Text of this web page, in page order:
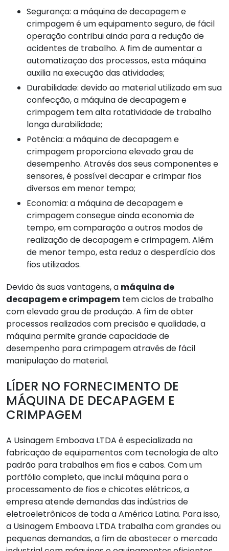
Segurança: a máquina de decapagem e
crimpagem é um equipamento seguro, de fácil
operação contribui ainda para a redução de
acidentes de trabalho. A fim de aumentar a
automatização dos processos, esta máquina
auxilia na execução das atividades;
Durabilidade: devido ao material utilizado em sua
confecção, a máquina de decapagem e
crimpagem tem alta rotatividade de trabalho
longa durabilidade;
Potência: a máquina de decapagem e
crimpagem proporciona elevado grau de
desempenho. Através dos seus componentes e
sensores, é possível decapar e crimpar fios
diversos em menor tempo;
Economia: a máquina de decapagem e
crimpagem consegue ainda economia de
tempo, em comparação a outros modos de
realização de decapagem e crimpagem. Além
de menor tempo, esta reduz o desperdício dos
fios utilizados.
Devido às suas vantagens, a máquina de
decapagem e crimpagem tem ciclos de trabalho
com elevado grau de produção. A fim de obter
processos realizados com precisão e qualidade, a
máquina permite grande capacidade de
desempenho para crimpagem através de fácil
manipulação do material.
LÍDER NO FORNECIMENTO DE
MÁQUINA DE DECAPAGEM E
CRIMPAGEM
A Usinagem Emboava LTDA é especializada na
fabricação de equipamentos com tecnologia de alto
padrão para trabalhos em fios e cabos. Com um
portfólio completo, que inclui máquina para o
processamento de fios e chicotes elétricos, a
empresa atende demandas das indústrias de
eletroeletrônicos de toda a América Latina. Para isso,
a Usinagem Emboava LTDA trabalha com grandes ou
pequenas demandas, a fim de abastecer o mercado